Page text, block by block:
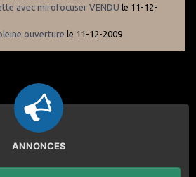
avec mirofocuser VENDU le 11-12-
ouverture le 11-12-2009
ANNONCES